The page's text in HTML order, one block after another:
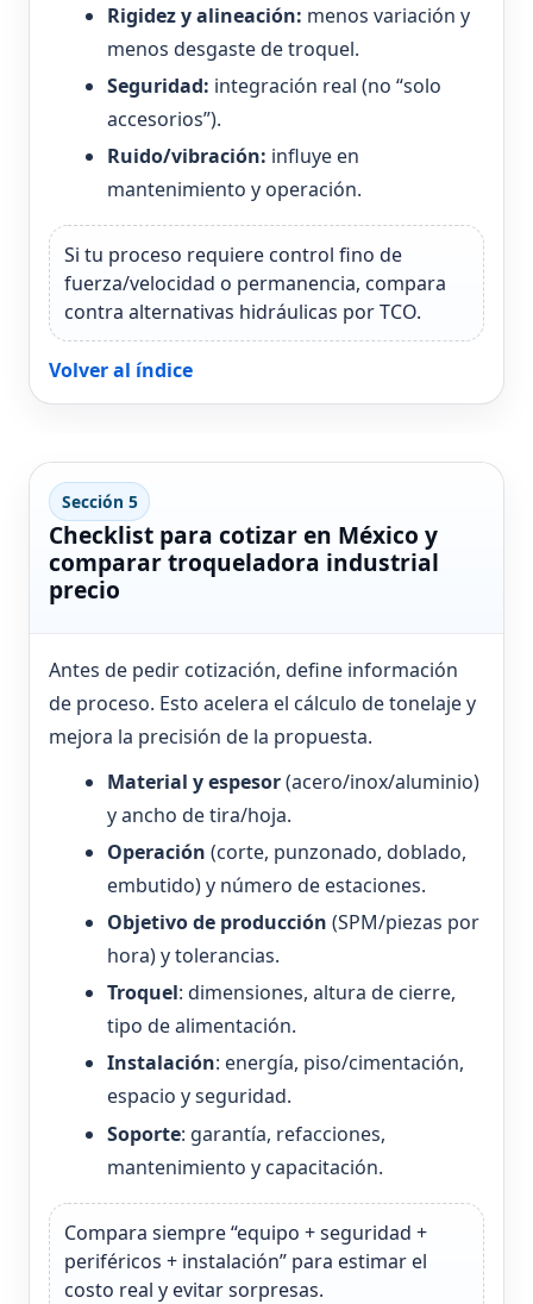
Rigidez y alineación: menos variación y
menos desgaste de troquel.
Seguridad: integración real (no “solo
accesorios”).
Ruido/vibración: influye en
mantenimiento y operación.
Si tu proceso requiere control fino de
fuerza/velocidad o permanencia, compara
contra alternativas hidráulicas por TCO.
Volver al índice
Sección 5
Checklist para cotizar en México y
comparar troqueladora industrial
precio
Antes de pedir cotización, define información
de proceso. Esto acelera el cálculo de tonelaje y
mejora la precisión de la propuesta.
Material y espesor(acero/inox/aluminio)
y ancho de tira/hoja.
Operación (corte, punzonado, doblado,
embutido) y número de estaciones.
Objetivo de producción (SPM/piezas por
hora) y tolerancias.
Troquel: dimensiones, altura de cierre,
tipo de alimentación.
Instalación: energía, piso/cimentación,
espacio y seguridad.
Soporte: garantía, refacciones,
mantenimiento y capacitación.
Compara siempre “equipo + seguridad +
periféricos + instalación” para estimar el
costo real y evitar sorpresas.